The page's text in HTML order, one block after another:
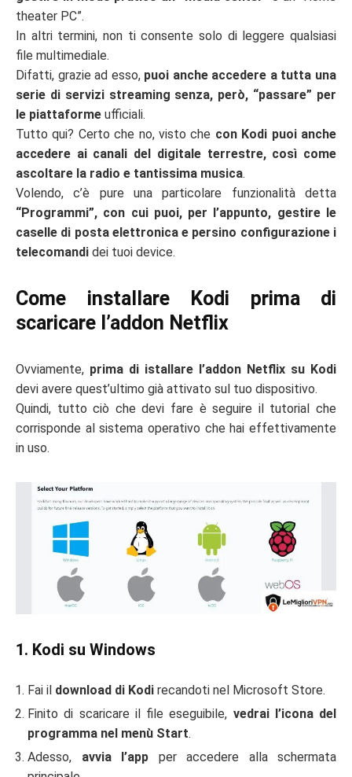
theater PC”.
In altri termini, non ti consente solo di leggere qualsiasi
file multimediale.
Difatti, grazie ad esso,puoi anche accedere a tutta una
serie di servizi streaming senza, però, “passare” per
le piattaforme ufficiali.
Tutto qui? Certo che no, visto che con Kodi puoi anche
accedere ai canali del digitale terrestre, così come
ascoltare la radio e tantissima musica.
Volendo, c’è pure una particolare funzionalità detta
“Programmi”, con cui puoi, per l’appunto, gestire le
caselle di posta elettronica e persino configurazione i
telecomandi dei tuoi device.
Come installare Kodi prima di
scaricare l’addon Netflix
Ovviamente, prima di istallare l’addon Netflix su Kodi
devi avere quest’ultimo già attivato sul tuo dispositivo.
Quindi, tutto ciò che devi fare è seguire il tutorial che
corrisponde al sistema operativo che hai effettivamente
in uso.
1. Kodi su Windows
Fai il download di Kodi recandoti nel Microsoft Store.
Finito di scaricare il file eseguibile, vedrai l’icona del
programma nel menù Start.
Adesso, avvia l’app per accedere alla schermata